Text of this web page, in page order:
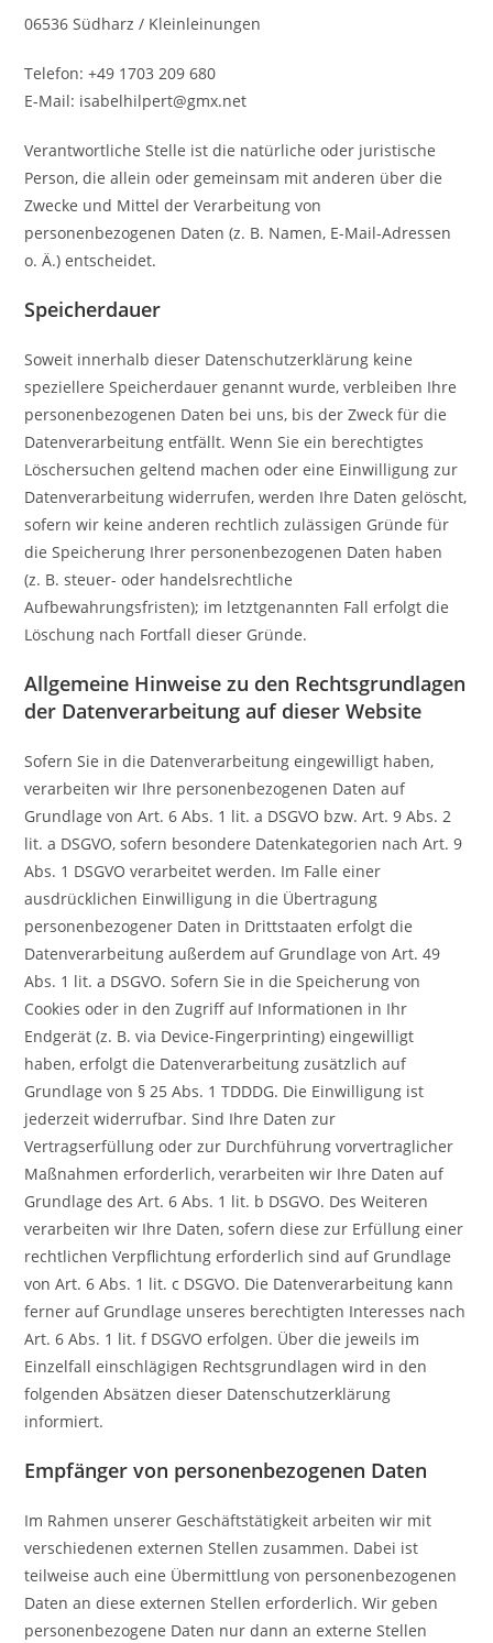
06536 Südharz / Kleinleinungen
Telefon: +49 1703 209 680
E-Mail: isabelhilpert@gmx.net
Verantwortliche Stelle ist die natürliche oder juristische
Person, die allein oder gemeinsam mit anderen über die
Zwecke und Mittel der Verarbeitung von
personenbezogenen Daten (z. B. Namen, E-Mail-Adressen
o. Ä.) entscheidet.
Speicherdauer
Soweit innerhalb dieser Datenschutzerklärung keine
speziellere Speicherdauer genannt wurde, verbleiben Ihre
personenbezogenen Daten bei uns, bis der Zweck für die
Datenverarbeitung entfällt. Wenn Sie ein berechtigtes
Löschersuchen geltend machen oder eine Einwilligung zur
Datenverarbeitung widerrufen, werden Ihre Daten gelöscht,
sofern wir keine anderen rechtlich zulässigen Gründe für
die Speicherung Ihrer personenbezogenen Daten haben
(z. B. steuer- oder handelsrechtliche
Aufbewahrungsfristen); im letztgenannten Fall erfolgt die
Löschung nach Fortfall dieser Gründe.
Allgemeine Hinweise zu den Rechtsgrundlagen
der Datenverarbeitung auf dieser Website
Sofern Sie in die Datenverarbeitung eingewilligt haben,
verarbeiten wir Ihre personenbezogenen Daten auf
Grundlage von Art. 6 Abs. 1 lit. a DSGVO bzw. Art. 9 Abs. 2
lit. a DSGVO, sofern besondere Datenkategorien nach Art. 9
Abs. 1 DSGVO verarbeitet werden. Im Falle einer
ausdrücklichen Einwilligung in die Übertragung
personenbezogener Daten in Drittstaaten erfolgt die
Datenverarbeitung außerdem auf Grundlage von Art. 49
Abs. 1 lit. a DSGVO. Sofern Sie in die Speicherung von
Cookies oder in den Zugriff auf Informationen in Ihr
Endgerät (z. B. via Device-Fingerprinting) eingewilligt
haben, erfolgt die Datenverarbeitung zusätzlich auf
Grundlage von § 25 Abs. 1 TDDDG. Die Einwilligung ist
jederzeit widerrufbar. Sind Ihre Daten zur
Vertragserfüllung oder zur Durchführung vorvertraglicher
Maßnahmen erforderlich, verarbeiten wir Ihre Daten auf
Grundlage des Art. 6 Abs. 1 lit. b DSGVO. Des Weiteren
verarbeiten wir Ihre Daten, sofern diese zur Erfüllung einer
rechtlichen Verpflichtung erforderlich sind auf Grundlage
von Art. 6 Abs. 1 lit. c DSGVO. Die Datenverarbeitung kann
ferner auf Grundlage unseres berechtigten Interesses nach
Art. 6 Abs. 1 lit. f DSGVO erfolgen. Über die jeweils im
Einzelfall einschlägigen Rechtsgrundlagen wird in den
folgenden Absätzen dieser Datenschutzerklärung
informiert.
Empfänger von personenbezogenen Daten
Im Rahmen unserer Geschäftstätigkeit arbeiten wir mit
verschiedenen externen Stellen zusammen. Dabei ist
teilweise auch eine Übermittlung von personenbezogenen
Daten an diese externen Stellen erforderlich. Wir geben
personenbezogene Daten nur dann an externe Stellen